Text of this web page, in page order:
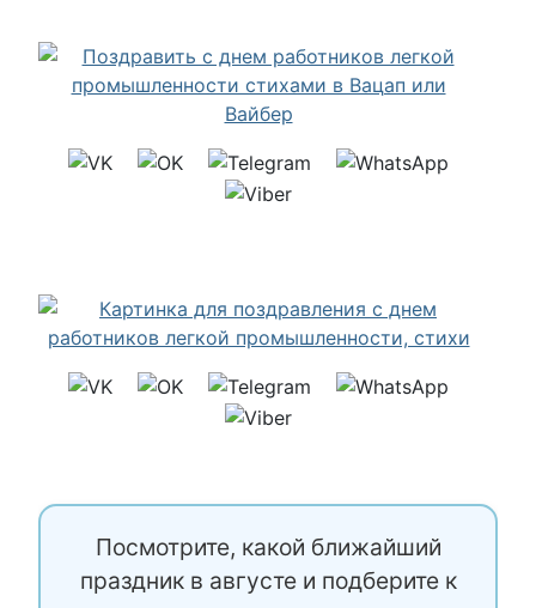
Посмотрите, какой ближайший
праздник в августе и подберите к